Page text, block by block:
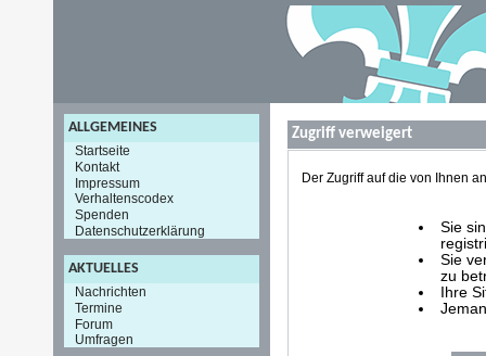
ALLGEMEINES
Startseite
Kontakt
Impressum
Verhaltenscodex
Spenden
Datenschutzerklärung
AKTUELLES
Nachrichten
Termine
Forum
Umfragen
Zugriff verweigert
Der Zugriff auf die von Ihnen
Sie
Sie
zu
Ihre